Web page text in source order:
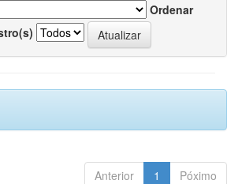
Ordenar
Anterior 1 Póximo